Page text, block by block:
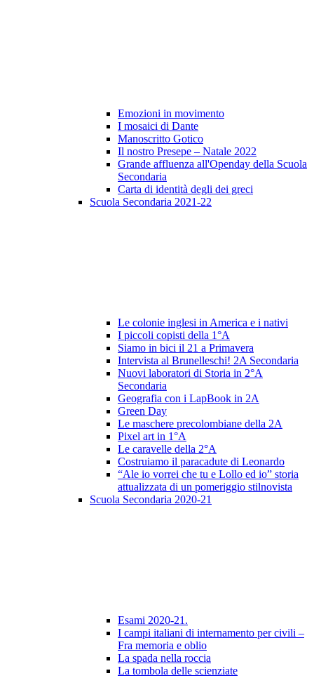
Emozioni in movimento
I mosaici di Dante
Manoscritto Gotico
Il nostro Presepe – Natale 2022
Grande affluenza all'Openday della Scuola
Secondaria
Carta di identità degli dei greci
Scuola Secondaria 2021-22
Le colonie inglesi in America e i nativi
I piccoli copisti della 1°A
Siamo in bici il 21 a Primavera
Intervista al Brunelleschi! 2A Secondaria
Nuovi laboratori di Storia in 2°A
Secondaria
Geografia con i LapBook in 2A
Green Day
Le maschere precolombiane della 2A
Pixel art in 1°A
Le caravelle della 2°A
Costruiamo il paracadute di Leonardo
“Ale io vorrei che tu e Lollo ed io” storia
attualizzata di un pomeriggio stilnovista
Scuola Secondaria 2020-21
Esami 2020-21.
I campi italiani di internamento per civili –
Fra memoria e oblio
La spada nella roccia
La tombola delle scienziate